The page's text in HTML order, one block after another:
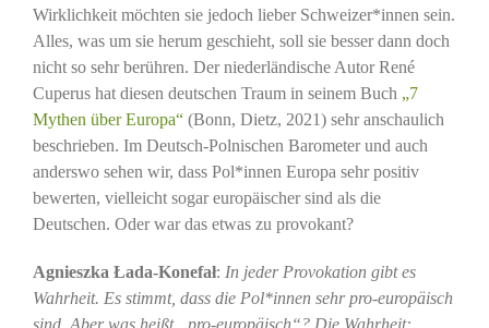
Wirklichkeit möchten sie jedoch lieber Schweizer*innen sein.
Alles, was um sie herum geschieht, soll sie besser dann doch
nicht so sehr berühren. Der niederländische Autor René
Cuperus hat diesen deutschen Traum in seinem Buch „7
Mythen über Europa“(Bonn, Dietz, 2021) sehr anschaulich
beschrieben. Im Deutsch-Polnischen Barometer und auch
anderswo sehen wir, dass Pol*innen Europa sehr positiv
bewerten, vielleicht sogar europäischer sind als die
Deutschen. Oder war das etwas zu provokant?
Agnieszka Łada-Konefał: In jeder Provokation gibt es
Wahrheit. Es stimmt, dass die Pol*innen sehr pro-europäisch